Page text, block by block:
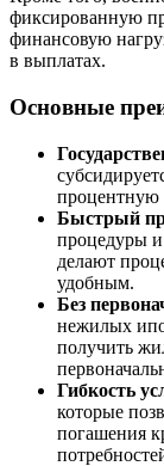
фиксированную
финансовую
в выплатах.
Основные
процентную
Быстрый
процедуры
делают
удобным.
Без
нежилых
получить
Гибкость
которые
погашения